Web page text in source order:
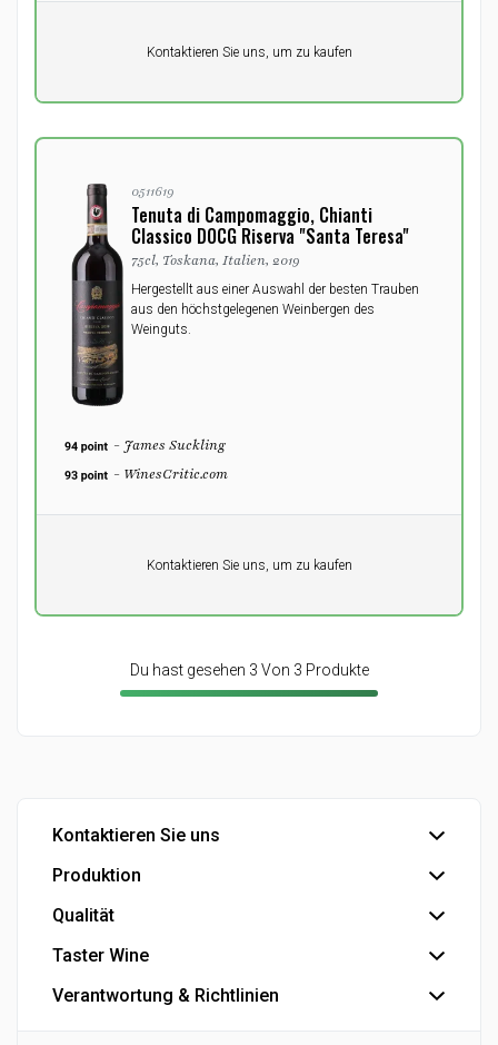
Kontaktieren Sie uns, um zu kaufen
0511619
Tenuta di Campomaggio, Chianti
Classico DOCG Riserva "Santa Teresa"
75cl, Toskana, Italien, 2019
Hergestellt aus einer Auswahl der besten Trauben
aus den höchstgelegenen Weinbergen des
Weinguts.
- James Suckling
- WinesCritic.com
Kontaktieren Sie uns, um zu kaufen
Du hast gesehen 3 Von 3 Produkte
Kontaktieren Sie uns
Büro
Export
Industrie
Produktion
Abfüllung
Industrielle Produkte
Eigenmarke
Qualität
IFS Food-Zertifizierung
Se die Smiley-Berichte der dänischen Veterinär- und
Taster Wine
Der Konzern
Verantwortung & Richtlinien